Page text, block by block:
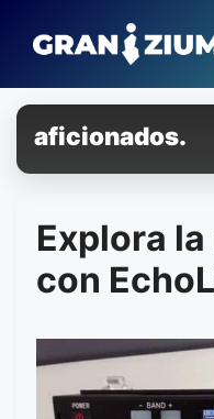
para
conteúdo
aficionados.
Explora
con